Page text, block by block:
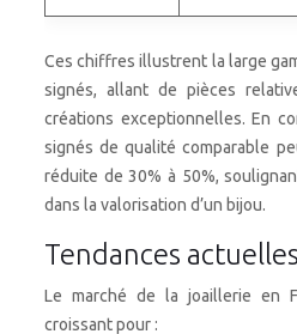
Ces chiffres illustrent la large
signés, allant de pièces
créations exceptionnelles. En
signés de qualité comparable
réduite de 30% à 50%,
dans la valorisation d’un bijou.
Tendances
Le marché de la joaillerie en
croissant pour :